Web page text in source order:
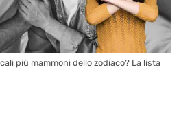
più mammoni dello zodiaco? La lista